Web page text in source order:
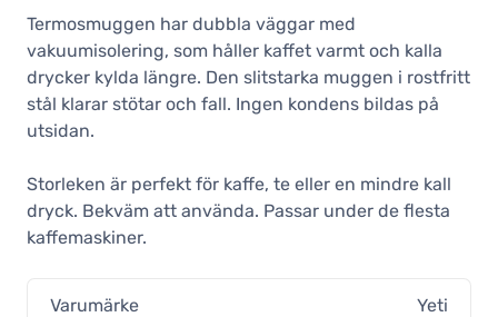
Termosmuggen har dubbla väggar med
vakuumisolering, som håller kaffet varmt och kalla
drycker kylda längre. Den slitstarka muggen i rostfritt
stål klarar stötar och fall. Ingen kondens bildas på
utsidan.
Storleken är perfekt för kaffe, te eller en mindre kall
dryck. Bekväm att använda. Passar under de flesta
kaffemaskiner.
Varumärke Yeti